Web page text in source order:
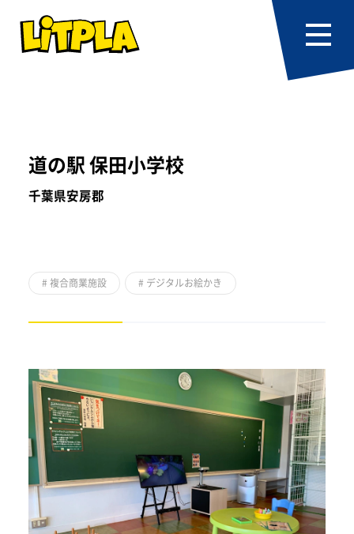
道の駅 保田小学校
千葉県安房郡
# 複合商業施設 # デジタルお絵かき